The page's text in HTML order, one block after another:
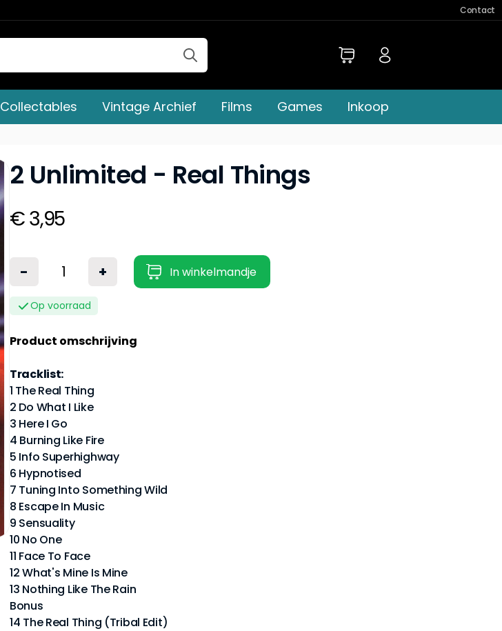
Contact
Collectables Vintage Archief Films Games Inkoop
2 Unlimited - Real Things
€ 3,95
- + In winkelmandje
Op voorraad
Product omschrijving
Tracklist:
1 The Real Thing
2 Do What I Like
3 Here I Go
4 Burning Like Fire
5 Info Superhighway
6 Hypnotised
7 Tuning Into Something Wild
8 Escape In Music
9 Sensuality
10 No One
11 Face To Face
12 What's Mine Is Mine
13 Nothing Like The Rain
Bonus
14 The Real Thing (Tribal Edit)